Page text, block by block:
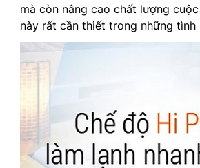
mà còn nâng cao chất lượng
này rất cần thiết trong những